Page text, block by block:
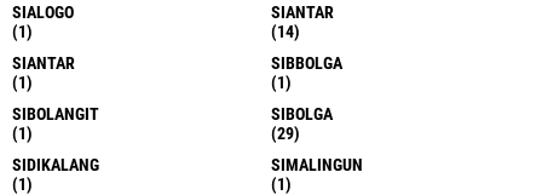
SIALOGO
(1)
SIANTAR
(14)
SIANTAR
(1)
SIBBOLGA
(1)
SIBOLANGIT
(1)
SIBOLGA
(29)
SIDIKALANG
(1)
SIMALINGUN
(1)